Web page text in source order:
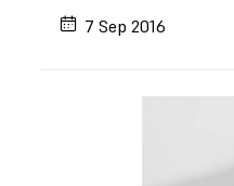
7 Sep 2016